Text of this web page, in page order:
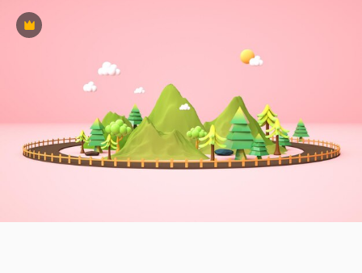
Premium